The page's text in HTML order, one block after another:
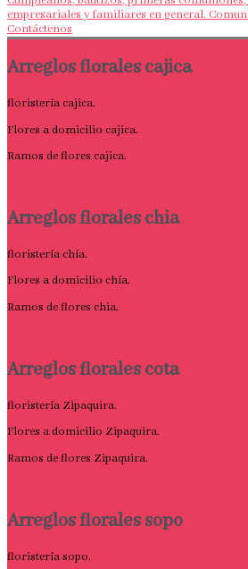
empresariales y familiares en general.
Contáctenos
Arreglos florales cajica
floristería cajica.
Flores a domicilio cajica.
Ramos de flores cajica.
Arreglos florales chia
floristería chía.
Flores a domicilio chía.
Ramos de flores chia.
Arreglos florales cota
floristería Zipaquira.
Flores a domicilio Zipaquira.
Ramos de flores Zipaquira.
Arreglos florales sopo
floristería sopo.